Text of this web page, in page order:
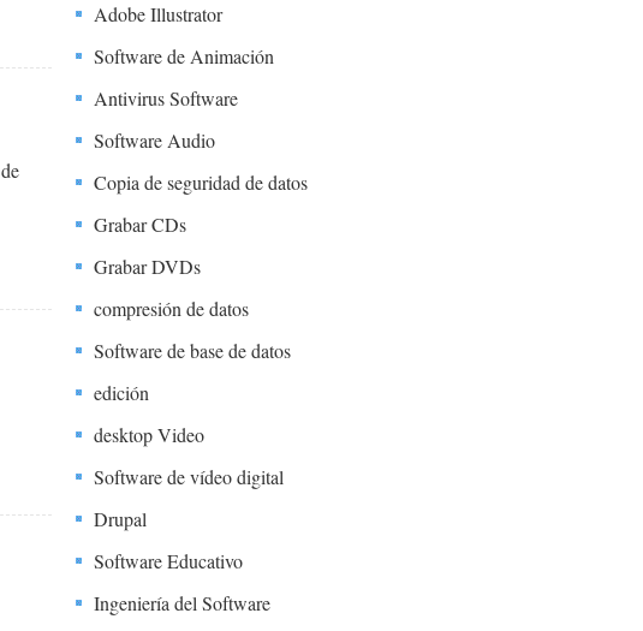
Adobe Illustrator
Software de Animación
Antivirus Software
Software Audio
Copia de seguridad de datos
Grabar CDs
Grabar DVDs
compresión de datos
Software de base de datos
edición
desktop Video
Software de vídeo digital
Drupal
Software Educativo
Ingeniería del Software